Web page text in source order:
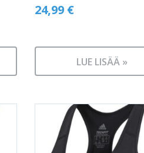
24,99 €
LUE LISÄÄ »